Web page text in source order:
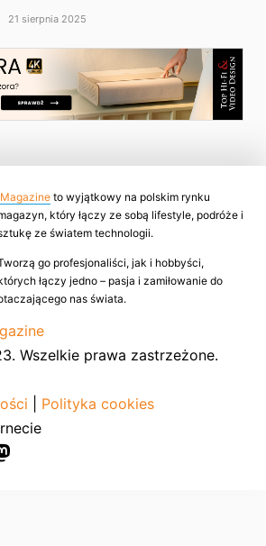
21 sierpnia 2025
to wyjątkowy na polskim rynku
który łączy ze sobą lifestyle, podróże i
ze światem technologii.
go profesjonaliści, jak i hobbyści,
łączy jedno – pasja i zamiłowanie do
nas świata.
Wszelkie prawa zastrzeżone.
Polityka cookies